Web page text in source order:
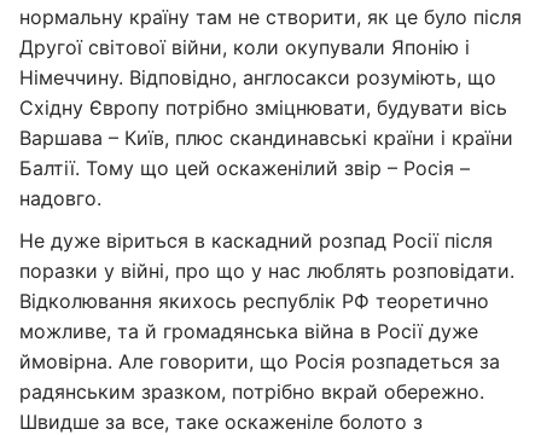
нормальну країну там не створити, як це було після
Другої світової війни, коли окупували Японію і
Німеччину. Відповідно, англосакси розуміють, що
Східну Європу потрібно зміцнювати, будувати вісь
Варшава – Київ, плюс скандинавські країни і країни
Балтії. Тому що цей оскаженілий звір – Росія –
надовго.
Не дуже віриться в каскадний розпад Росії після
поразки у війні, про що у нас люблять розповідати.
Відколювання якихось республік РФ теоретично
можливе, та й громадянська війна в Росії дуже
ймовірна. Але говорити, що Росія розпадеться за
радянським зразком, потрібно вкрай обережно.
Швидше за все, таке оскаженіле болото з